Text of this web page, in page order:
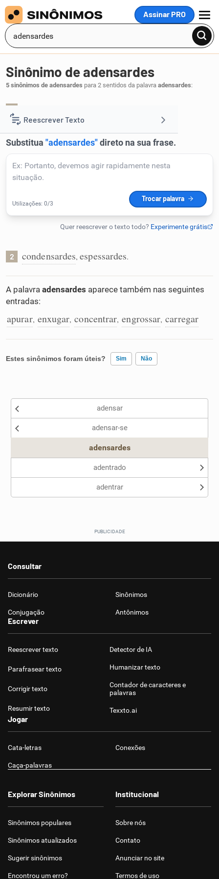
Assinar PRO
MENU
Reescrever Texto
Resumir Texto
Corrigir Texto
Detector de IA
Humanizador de IA
Cata-letras
Caça-palavras
Sinônimo de adensardes
5 sinônimos de adensardes para 2 sentidos da palavra adensardes:
2 condensardes,espessardes.
A palavra adensardes aparece também nas seguintes
entradas:
apurar, enxugar, concentrar, engrossar, carregar
Estes sinônimos foram úteis? Sim Não
Nenhum dos sinônimos apresentados me ajudou
adensar
adensar-se
adensardes
adentrado
adentrar
Consultar
Dicionário Sinônimos
Conjugação Antônimos
Escrever
Reescrever texto
Parafrasear texto
Corrigir texto
Resumir texto
Detector de IA
Humanizar texto
Contador de caracteres e
palavras
Texxto.ai
Jogar
Cata-letras Conexões
Caça-palavras
Explorar Sinônimos
Sinônimos populares
Sinônimos atualizados
Sugerir sinônimos
Encontrou um erro?
Institucional
Sobre nós
Contato
Anunciar no site
Termos de uso